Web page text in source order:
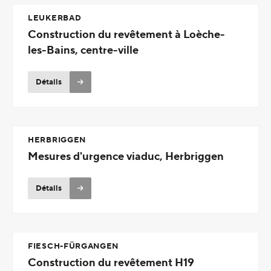
LEUKERBAD
Construction du revêtement à Loèche-
les-Bains, centre-ville
Détails
HERBRIGGEN
Mesures d'urgence viaduc, Herbriggen
Détails
FIESCH-FÜRGANGEN
Construction du revêtement H19